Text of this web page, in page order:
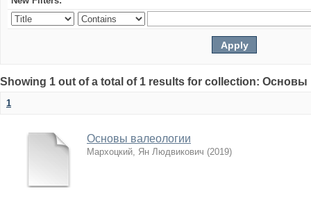
Showing 1 out of a total of 1 results for collection:
1
Основы валеологии
Мархоцкий, Ян Людвикович (2019)